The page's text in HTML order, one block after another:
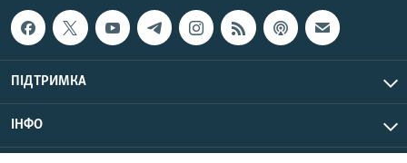
ПІДТРИМКА
ІНФО